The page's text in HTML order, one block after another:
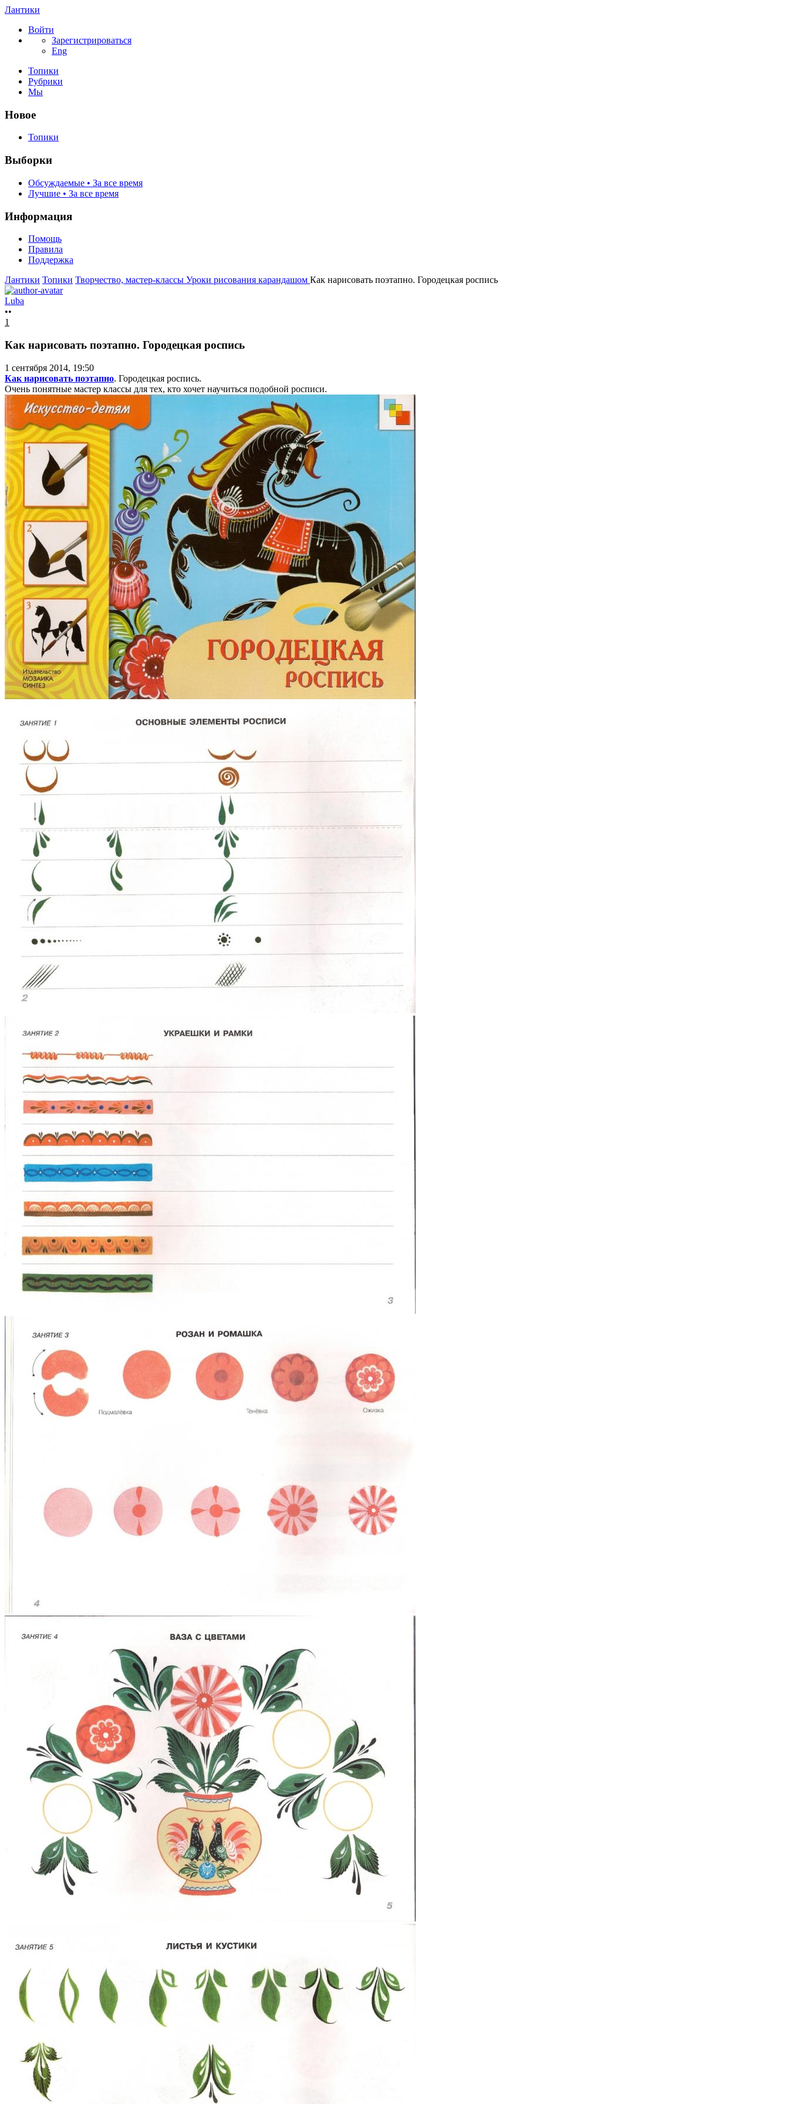
Лантики
Войти
Зарегистрироваться
Eng
Топики
Рубрики
Мы
Новое
Топики
Выборки
Обсуждаемые • За все время
Лучшие • За все время
Информация
Помощь
Правила
Поддержка
Лантики Топики Творчество, мастер-классы Уроки рисования карандашом Как нарисовать поэтапно. Городецкая роспись
Luba
••
1
Как нарисовать поэтапно. Городецкая роспись
1 сентября 2014, 19:50
Как нарисовать поэтапно. Городецкая роспись.
Очень понятные мастер классы для тех, кто хочет научиться подобной росписи.